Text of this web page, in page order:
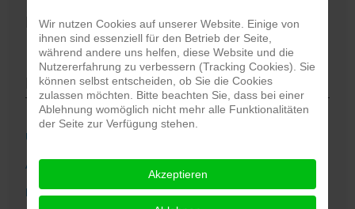
Direktanfrage per E-Mail
E-Mail schreiben
Produkte
Überblick
Arbeitsbühne
Rampen
Wir nutzen Cookies auf unserer Website. Einige von
ihnen sind essenziell für den Betrieb der Seite,
während andere uns helfen, diese Website und die
Nutzererfahrung zu verbessern (Tracking Cookies). Sie
können selbst entscheiden, ob Sie die Cookies
zulassen möchten. Bitte beachten Sie, dass bei einer
Ablehnung womöglich nicht mehr alle Funktionalitäten
der Seite zur Verfügung stehen.
Akzeptieren